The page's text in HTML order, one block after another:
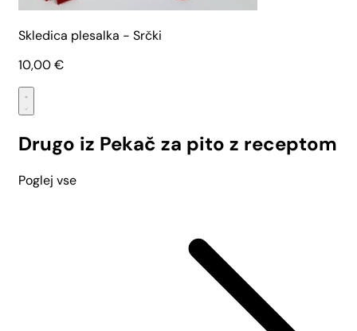
Skledica plesalka - Srčki
10,00€
Drugo iz Pekač za pito z receptom
Poglej vse